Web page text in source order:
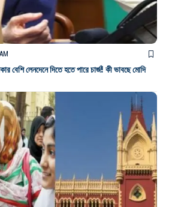
বেশি লেনদেনে দিতে হতে পারে চার্জ! কী ভাবছে মোদি